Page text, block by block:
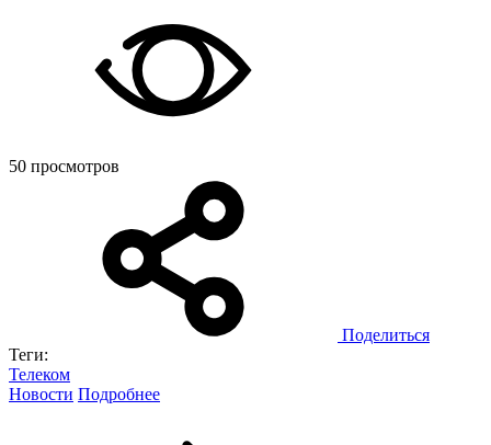
50 просмотров
Поделиться
Теги:
Телеком
Новости Подробнее